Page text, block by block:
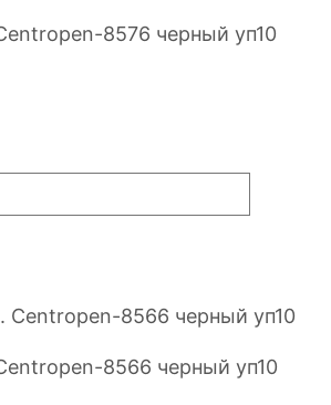
8576 черный уп10
8566 черный уп10